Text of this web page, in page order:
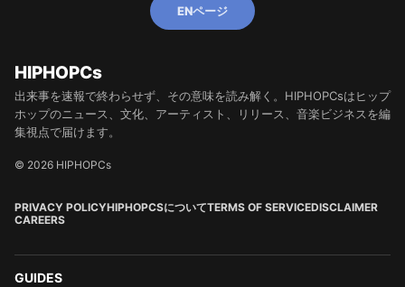
ENページ
HIPHOPCs
出来事を速報で終わらせず、その意味を読み解く。HIPHOPCsはヒップ
ホップのニュース、文化、アーティスト、リリース、音楽ビジネスを編
集視点で届けます。
© 2026 HIPHOPCs
PRIVACY POLICYHIPHOPCSについてTERMS OF SERVICEDISCLAIMER
CAREERS
GUIDES